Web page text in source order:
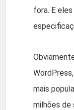
fora. E
mais
milhões de